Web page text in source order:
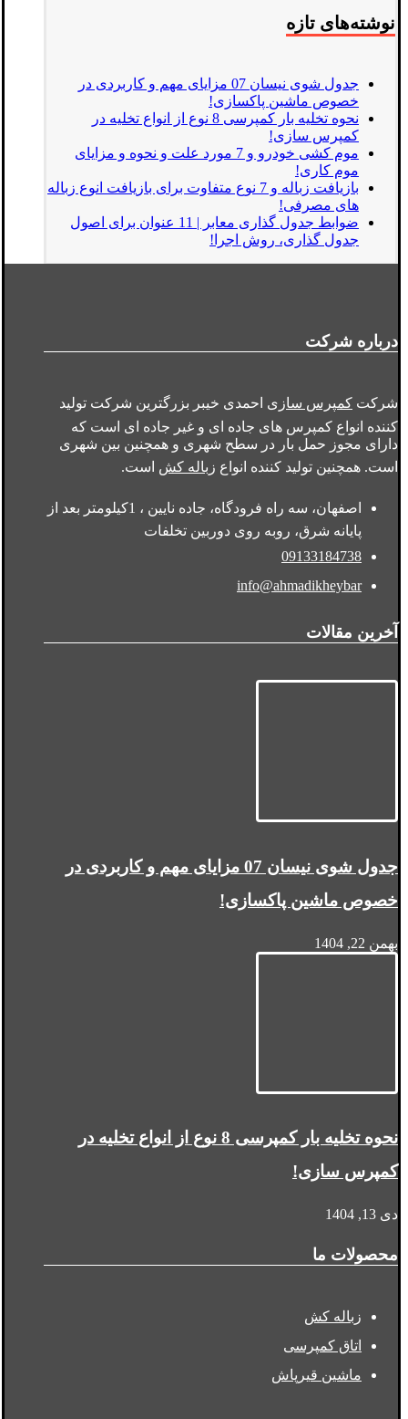
نوشته‌های تازه
جدول شوی نیسان 07 مزایای مهم و کاربردی در
خصوص ماشین پاکسازی!
نحوه تخلیه بار کمپرسی 8 نوع از انواع تخلیه در
کمپرس سازی!
موم کشی خودرو و 7 مورد علت و نحوه و مزایای
موم کاری!
بازیافت زباله و 7 نوع متفاوت برای بازیافت انوع زباله
های مصرفی!
ضوابط جدول گذاری معابر | 11 عنوان برای اصول
جدول گذاری، روش اجرا!
درباره شرکت
شرکت کمپرس سازی احمدی خیبر بزرگترین شرکت تولید
کننده انواع کمپرس های جاده ای و غیر جاده ای است که
دارای مجوز حمل بار در سطح شهری و همچنین بین شهری
است. همچنین تولید کننده انواع زباله کش است.
اصفهان، سه راه فرودگاه، جاده نایین ، 1کیلومتر بعد از
پایانه شرق، روبه روی دوربین تخلفات
09133184738
info@ahmadikheybar
آخرین مقالات
جدول شوی نیسان 07 مزایای مهم و کاربردی در
خصوص ماشین پاکسازی!
بهمن 22, 1404
نحوه تخلیه بار کمپرسی 8 نوع از انواع تخلیه در
کمپرس سازی!
دی 13, 1404
محصولات ما
زباله کش
اتاق کمپرسی
ماشین قیرپاش